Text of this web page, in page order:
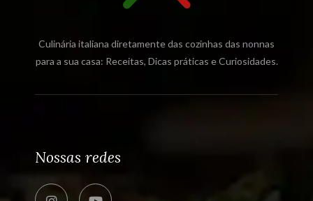
Culinária italiana diretamente das cozinhas das nonnas
para a sua casa: Receitas, Dicas práticas e Curiosidades.
Nossas redes